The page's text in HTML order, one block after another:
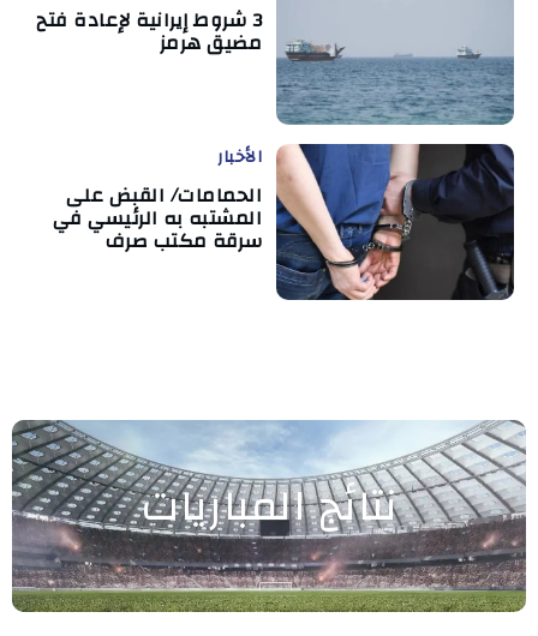
3 شروط إيرانية لإعادة فتح
مضيق هرمز
الأخبار
الحمامات/ القبض على
المشتبه به الرئيسي في
سرقة مكتب صرف
نتائج المباريات